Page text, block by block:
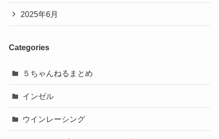
2025年6月
Categories
５ちゃんねるまとめ
インゼル
ウインレーシング